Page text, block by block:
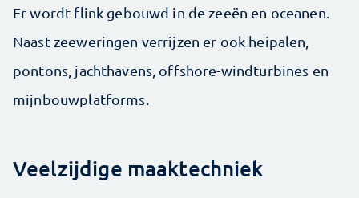
Er wordt flink gebouwd in de zeeën en oceanen.
Naast zeeweringen verrijzen er ook heipalen,
pontons, jachthavens, offshore-windturbines en
mijnbouwplatforms.
Veelzijdige maaktechniek